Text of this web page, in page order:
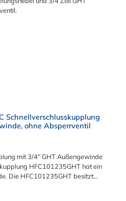
Schnellverschlusskupplung
ohne Absperrventil
mit 3/4" GHT Außengewinde
HFC101235GHT hat ein
Die HFC101235GHT besitzt